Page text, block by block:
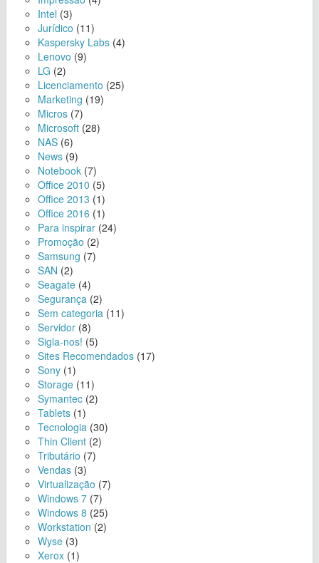
Intel (3)
Jurídico (11)
Kaspersky Labs (4)
Lenovo (9)
LG (2)
Licenciamento (25)
Marketing (19)
Micros (7)
Microsoft (28)
NAS (6)
News (9)
Notebook (7)
Office 2010 (5)
Office 2013 (1)
Office 2016 (1)
Para inspirar (24)
Promoção (2)
Samsung (7)
SAN (2)
Seagate (4)
Segurança (2)
Sem categoria (11)
Servidor (8)
Sigla-nos! (5)
Sites Recomendados (17)
Sony (1)
Storage (11)
Symantec (2)
Tablets (1)
Tecnologia (30)
Thin Client (2)
Tributário (7)
Vendas (3)
Virtualização (7)
Windows 7 (7)
Windows 8 (25)
Workstation (2)
Wyse (3)
Xerox (1)